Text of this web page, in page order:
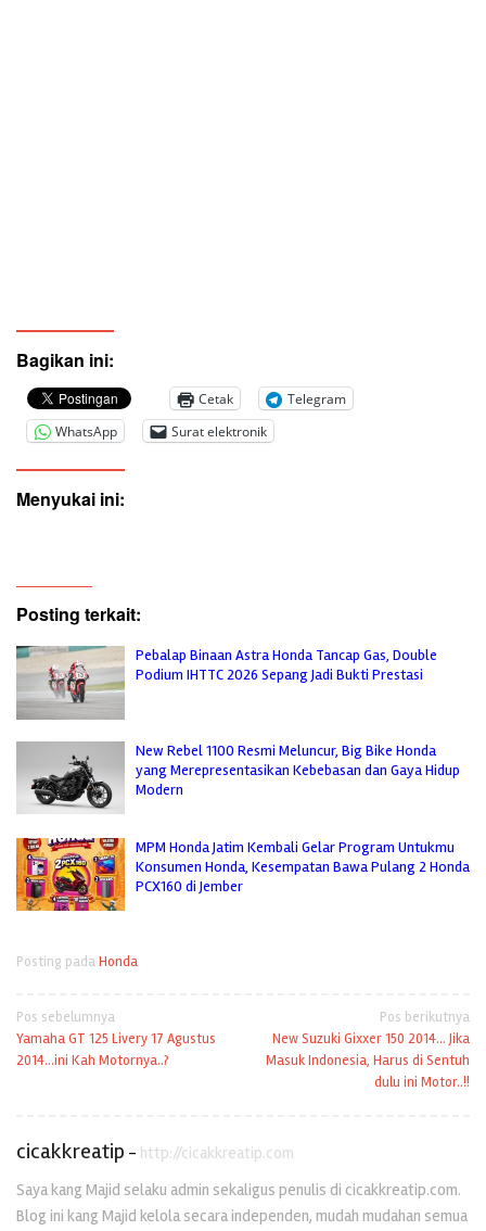
Bagikan ini:
Cetak
Telegram
WhatsApp
Surat elektronik
Menyukai ini:
Posting terkait:
Pebalap Binaan Astra Honda Tancap Gas, Double
Podium IHTTC 2026 Sepang Jadi Bukti Prestasi
New Rebel 1100 Resmi Meluncur, Big Bike Honda
yang Merepresentasikan Kebebasan dan Gaya Hidup
Modern
MPM Honda Jatim Kembali Gelar Program Untukmu
Konsumen Honda, Kesempatan Bawa Pulang 2 Honda
PCX160 di Jember
Posting padaHonda
Navigasi
pos
Pos sebelumnya
Yamaha GT 125 Livery 17 Agustus
2014…ini Kah Motornya..?
Pos berikutnya
New Suzuki Gixxer 150 2014… Jika
Masuk Indonesia, Harus di Sentuh
dulu ini Motor..!!
cicakkreatip - http://cicakkreatip.com
Saya kang Majid selaku admin sekaligus penulis di cicakkreatip.com.
Blog ini kang Majid kelola secara independen, mudah mudahan semua